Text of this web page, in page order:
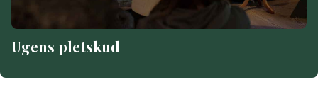
Ugens pletskud